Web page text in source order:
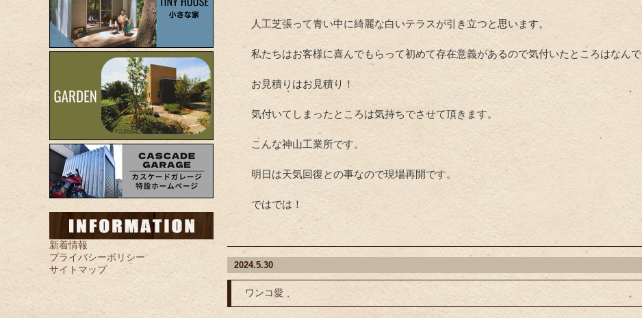
人工芝張って青い中に綺麗な白いテラスが引き立つと思います。
私たちはお客様に喜んでもらって初めて存在意義があるので気付いたところはなんで
お見積りはお見積り！
気付いてしまったところは気持ちでさせて頂きます。
こんな神山工業所です。
明日は天気回復との事なので現場再開です。
ではでは！
2024.5.30
ワンコ愛
新着情報
プライバシーポリシー
サイトマップ